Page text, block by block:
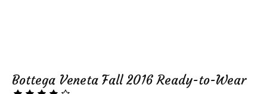
Bottega Veneta Fall 2016 Ready-to-Wear